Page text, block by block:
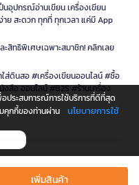
เพิ่มสินค้า
นอุปกรณ์อ่านเขียน เครื่องเขียน
ย สะดวก ทุกที่ ทุกเวลา แค่มี App
ะสิทธิพิเศษเฉพาะสมาชิก! คลิกเลย
ส่ดินสอ #เครื่องเขียนออนไลน์ #ซื้อ
สือ ออนไลน์ #B2S #ร้านเครื่อง
ประสบการณ์การใช้บริการที่ดีที่สุด
คุกกี้ของท่านผ่าน
นโยบายการใช้